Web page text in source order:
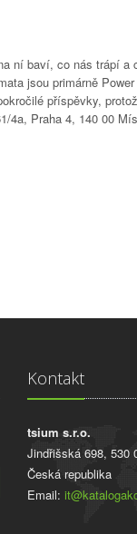
ní baví, co nás trápí
jsou primárně
příspěvky,
Praha 4, 140 00
Kontakt
tsium s.r.o.
Jindřišská 698, 530
Česká republika
Email: